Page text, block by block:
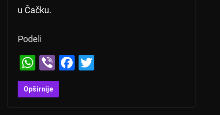
u Čačku.
Podeli
W
h
at
Vi
b
er
F
Opširnije